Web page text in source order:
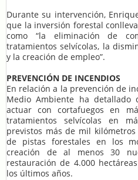
Durante su intervención,
que la inversión forestal
como “la eliminación de
tratamientos selvícolas, la
y la creación de empleo”.
PREVENCIÓN DE INCENDIOS
En relación a la prevención de
Medio Ambiente ha
actuar con cortafuegos en
tratamientos selvícolas en
previstos más de mil
de pistas forestales en los
creación de al menos 30
restauración de 4.000
los últimos años.